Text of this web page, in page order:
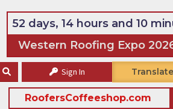
52 days, 14 hours and 10
Western Roofing Expo
Sign In Translate
RoofersCoffeeshop.com